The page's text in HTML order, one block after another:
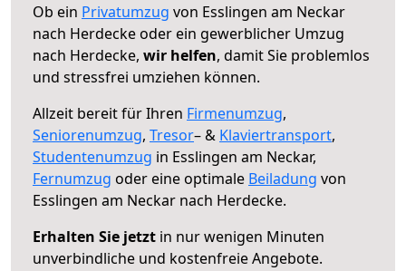
Ob ein Privatumzug von Esslingen am Neckar
nach Herdecke oder ein gewerblicher Umzug
nach Herdecke, wir helfen, damit Sie problemlos
und stressfrei umziehen können.
Allzeit bereit für Ihren Firmenumzug,
Seniorenumzug, Tresor– & Klaviertransport,
Studentenumzug in Esslingen am Neckar,
Fernumzug oder eine optimale Beiladung von
Esslingen am Neckar nach Herdecke.
Erhalten Sie jetzt in nur wenigen Minuten
unverbindliche und kostenfreie Angebote.